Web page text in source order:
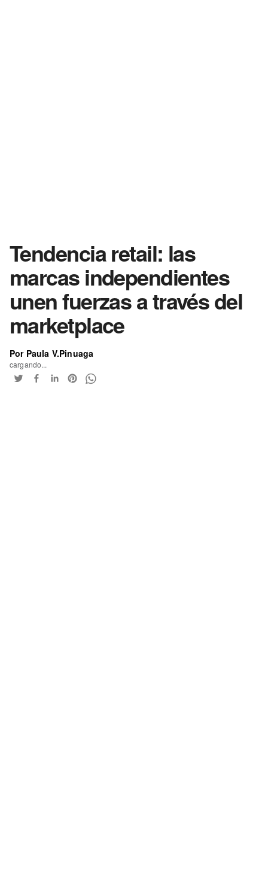
Tendencia retail: las
marcas independientes
unen fuerzas a través del
marketplace
Por Paula V.Pinuaga
cargando...